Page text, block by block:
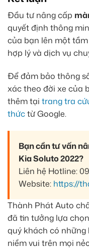
Đầu tư nâng cấp
quyết định thông
của bạn lên một
hợp lý và dịch vụ
Để đảm bảo thông
xác theo đời xe của
thêm tại trang tra
thứctừ Google.
Bạn cần tư vấn
Kia Soluto 2022?
Liên hệ Hotline:
Website: https://
Thành Phát Auto
đã tin tưởng lựa
quý khách có
niềm vui trên mọi